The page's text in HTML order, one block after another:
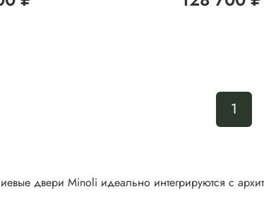
1
двери Minoli идеально интегрируются с